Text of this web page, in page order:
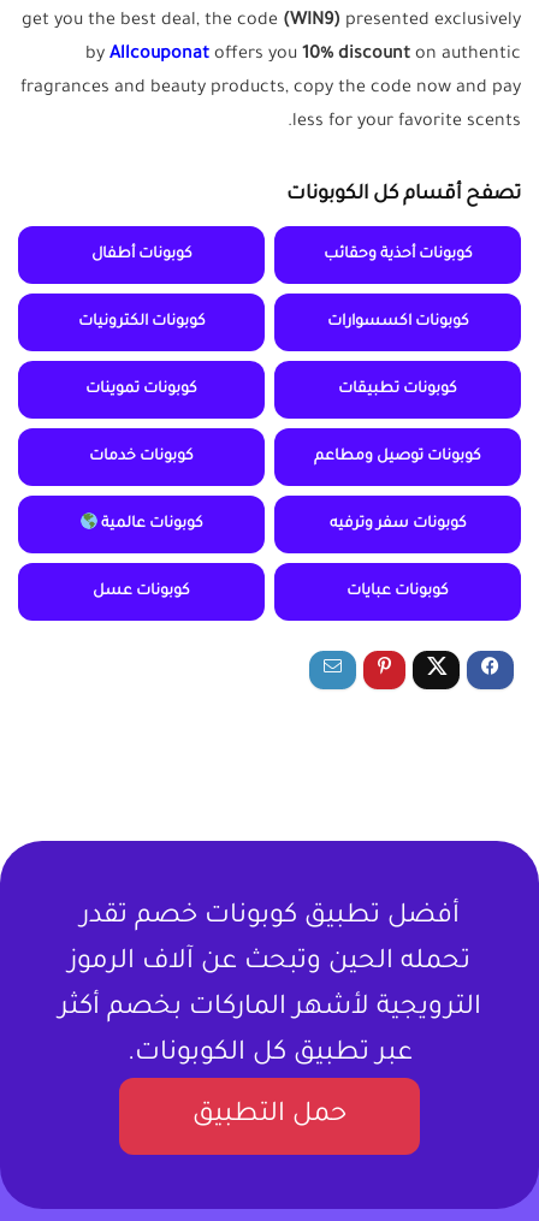
get you the best deal, the code (WIN9) presented exclusively
by Allcouponat offers you 10% discount on authentic
fragrances and beauty products, copy the code now and pay
less for your favorite scents.
تصفح أقسام كل الكوبونات
كوبونات أحذية وحقائب كوبونات أطفال
كوبونات اكسسوارات كوبونات الكترونيات
كوبونات تطبيقات كوبونات تموينات
كوبونات توصيل ومطاعم كوبونات خدمات
كوبونات سفر وترفيه كوبونات عالمية
كوبونات عبايات كوبونات عسل
أفضل تطبيق كوبونات خصم تقدر
تحمله الحين وتبحث عن آلاف الرموز
الترويجية لأشهر الماركات بخصم أكثر
عبر تطبيق كل الكوبونات.
حمل التطبيق